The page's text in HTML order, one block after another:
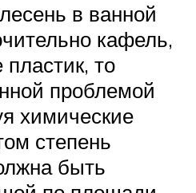
в ванной
кафель,
то
проблемой
химические
степень
быть